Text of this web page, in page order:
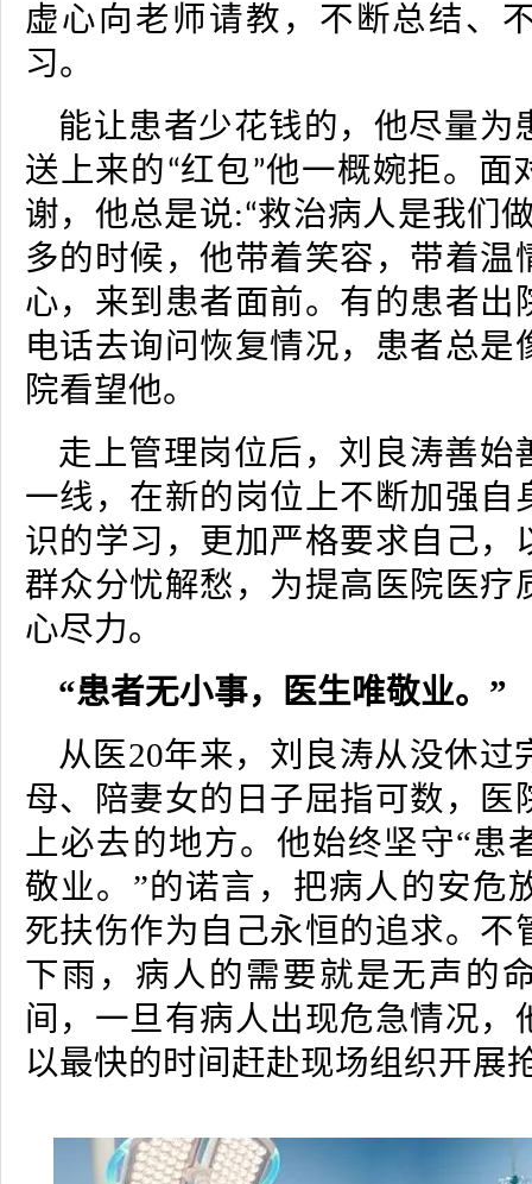
虚心向老师请教，不断总结、
习。
能让患者少花钱的，他尽量为
送上来的“红包”他一概婉拒。面
谢，他总是说:“救治病人是我们
多的时候，他带着笑容，带着温
心，来到患者面前。有的患者出
电话去询问恢复情况，患者总是
院看望他。
走上管理岗位后， 刘良涛善始
一线，在新的岗位上不断加强自
识的学习，更加严格要求自己，
群众分忧解愁，为提高医院医疗
心尽力。
“患者无小事，医生唯敬业。”
从医20年来， 刘良涛从没休过
母、陪妻女的日子屈指可数，医
上必去的地方。他始终坚守“患
敬业。”的诺言，把病人的安危
死扶伤作为自己永恒的追求。不
下雨，病人的需要就是无声的
间，一旦有病人出现危急情况，
以最快的时间赶赴现场组织开展